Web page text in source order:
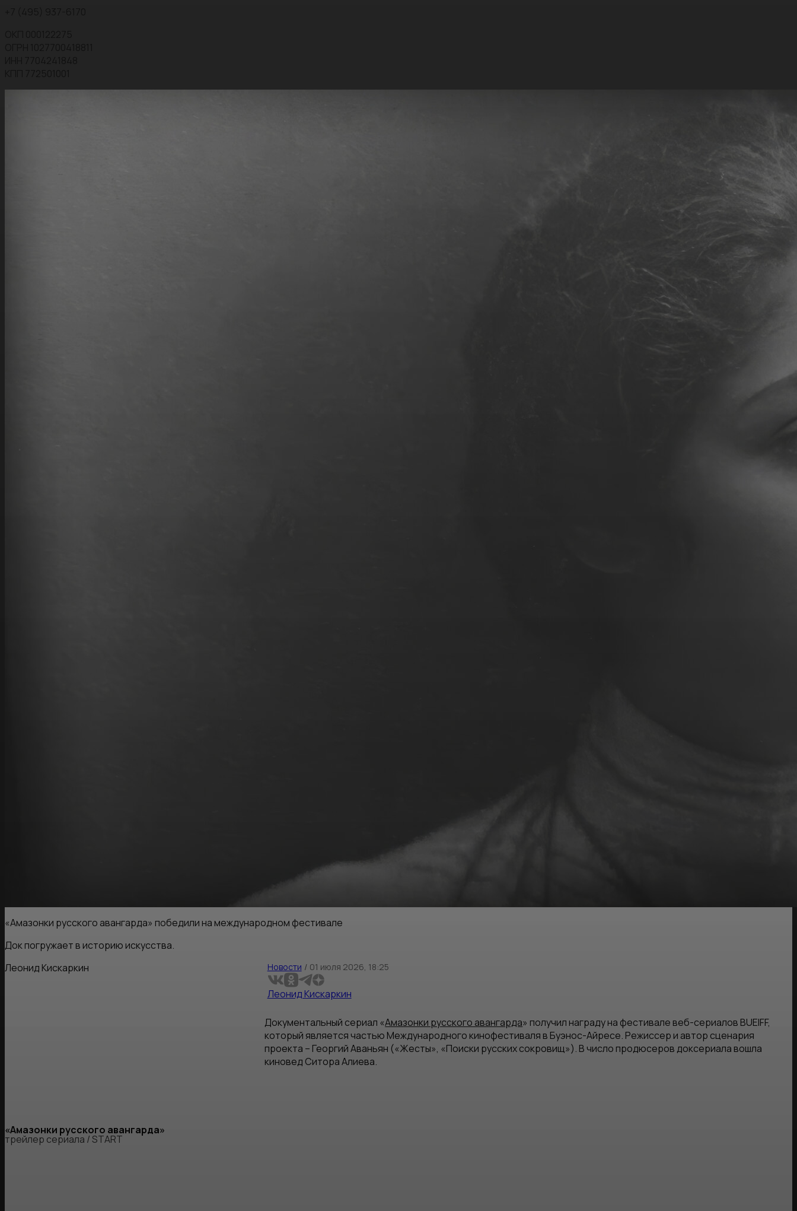
«Амазонки русского авангарда» победили на международном фестивале
Док погружает в историю искусства.
Леонид Кискаркин
Новости / 01 июля 2026, 18:25
Леонид Кискаркин
Документальный сериал «Амазонки русского авангарда» получил награду на фестивале веб-сериалов BUEIFF,
который является частью Международного кинофестиваля в Буэнос-Айресе. Режиссер и автор сценария
проекта – Георгий Аваньян («Жесты», «Поиски русских сокровищ»). В число продюсеров доксериала вошла
киновед Ситора Алиева.
«Амазонки русского авангарда»
трейлер сериала / START